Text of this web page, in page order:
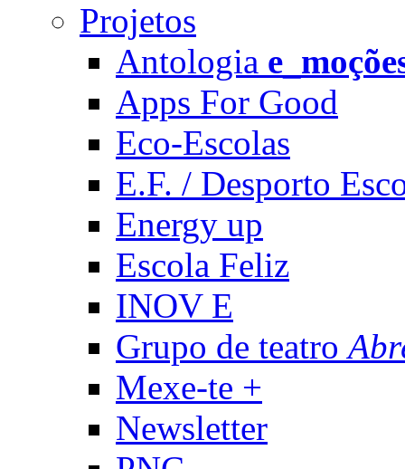
Projetos
Antologia
Apps For Good
Eco-Escolas
E.F. / Desporto
Energy up
Escola Feliz
INOV E
Grupo de teatro
Mexe-te +
Newsletter